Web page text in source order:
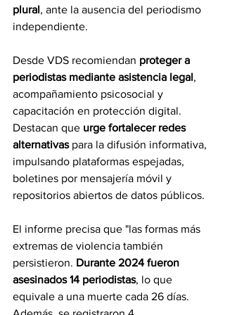
plural, ante la ausencia del periodismo
independiente.
Desde VDS recomiendan proteger a
periodistas mediante asistencia legal,
acompañamiento psicosocial y
capacitación en protección digital.
Destacan que urge fortalecer redes
alternativas para la difusión informativa,
impulsando plataformas espejadas,
boletines por mensajería móvil y
repositorios abiertos de datos públicos.
El informe precisa que "las formas más
extremas de violencia también
persistieron. Durante 2024 fueron
asesinados 14 periodistas, lo que
equivale a una muerte cada 26 días.